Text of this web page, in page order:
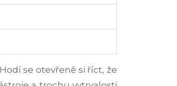
se otevřeně si říct, že